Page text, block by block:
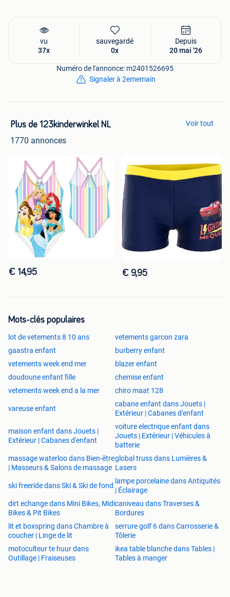
vu
37x
sauvegardé
0x
Depuis
20 mai '26
Numéro de l'annonce: m2401526695
Signaler à 2ememain
Plus de 123kinderwinkel NL
1770 annonces
Voir tout
€ 14,95 € 9,95
Mots-clés populaires
lot de vetements 8 10 ans
vetements garcon zara
gaastra enfant
burberry enfant
vetements week end mer
blazer enfant
doudoune enfant fille
chemise enfant
vetements week end a la mer
chiro maat 128
vareuse enfant
cabane enfant dans Jouets |
Extérieur | Cabanes d'enfant
maison enfant dans Jouets |
Extérieur | Cabanes d'enfant
voiture electrique enfant dans
Jouets | Extérieur | Véhicules à
batterie
massage waterloo dans Bien-être
| Masseurs & Salons de massage
global truss dans Lumières &
Lasers
ski freeride dans Ski & Ski de fond
lampe porcelaine dans Antiquités
| Éclairage
dirt echange dans Mini Bikes, Midi
Bikes & Pit Bikes
caniveau dans Traverses &
Bordures
lit et boxspring dans Chambre à
coucher | Linge de lit
serrure golf 6 dans Carrosserie &
Tôlerie
motoculteur te huur dans
Outillage | Fraiseuses
ikea table blanche dans Tables |
Tables à manger